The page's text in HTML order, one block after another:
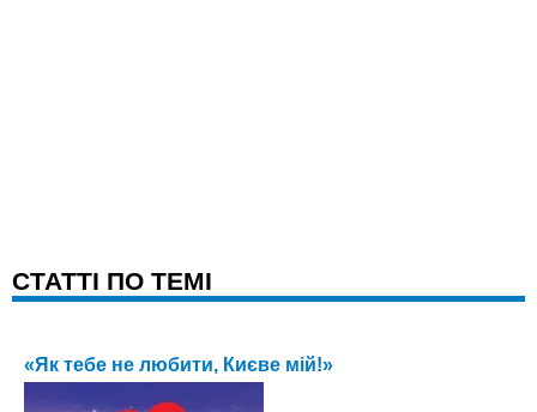
CТАТТІ ПО ТЕМІ
«Як тебе не любити, Києве мій!»